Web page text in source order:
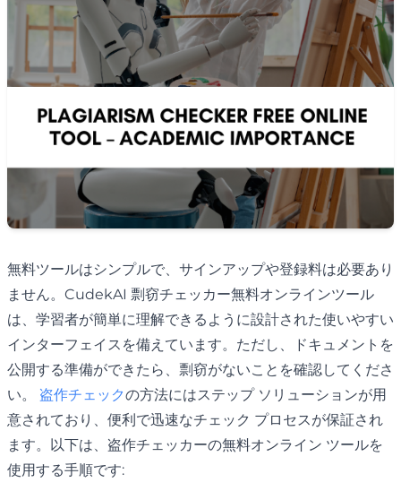
無料ツールはシンプルで、サインアップや登録料は必要あり
ません。CudekAI 剽窃チェッカー無料オンラインツール
は、学習者が簡単に理解できるように設計された使いやすい
インターフェイスを備えています。ただし、ドキュメントを
公開する準備ができたら、剽窃がないことを確認してくださ
い。 盗作チェックの方法にはステップ ソリューションが用
意されており、便利で迅速なチェック プロセスが保証され
ます。以下は、盗作チェッカーの無料オンライン ツールを
使用する手順です: